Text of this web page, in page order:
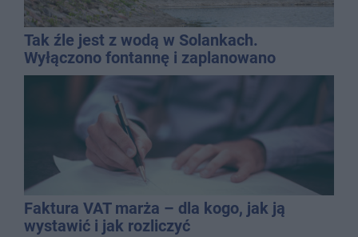
Tak źle jest z wodą w Solankach.
Wyłączono fontannę i zaplanowano
dolewkę
Faktura VAT marża – dla kogo, jak ją
wystawić i jak rozliczyć